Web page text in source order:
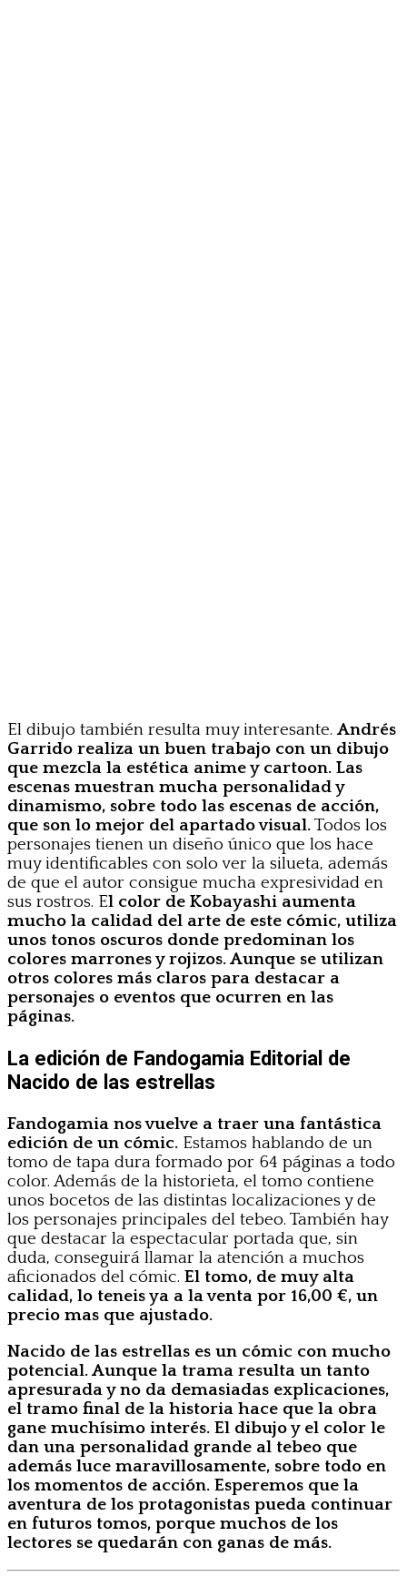
El dibujo también resulta muy interesante. Andrés
Garrido realiza un buen trabajo con un dibujo
que mezcla la estética anime y cartoon. Las
escenas muestran mucha personalidad y
dinamismo, sobre todo las escenas de acción,
que son lo mejor del apartado visual.Todos los
personajes tienen un diseño único que los hace
muy identificables con solo ver la silueta, además
de que el autor consigue mucha expresividad en
sus rostros. El color de Kobayashi aumenta
mucho la calidad del arte de este cómic, utiliza
unos tonos oscuros donde predominan los
colores marrones y rojizos. Aunque se utilizan
otros colores más claros para destacar a
personajes o eventos que ocurren en las
páginas.
La edición de Fandogamia Editorial de
Nacido de las estrellas
Fandogamia nos vuelve a traer una fantástica
edición de un cómic. Estamos hablando de un
tomo de tapa dura formado por 64 páginas a todo
color. Además de la historieta, el tomo contiene
unos bocetos de las distintas localizaciones y de
los personajes principales del tebeo. También hay
que destacar la espectacular portada que, sin
duda, conseguirá llamar la atención a muchos
aficionados del cómic. El tomo, de muy alta
calidad, lo teneis ya a la venta por 16,00 €, un
precio mas que ajustado.
Nacido de las estrellas es un cómic con mucho
potencial. Aunque la trama resulta un tanto
apresurada y no da demasiadas explicaciones,
el tramo final de la historia hace que la obra
gane muchísimo interés. El dibujo y el color le
dan una personalidad grande al tebeo que
además luce maravillosamente, sobre todo en
los momentos de acción. Esperemos que la
aventura de los protagonistas pueda continuar
en futuros tomos, porque muchos de los
lectores se quedarán con ganas de más.